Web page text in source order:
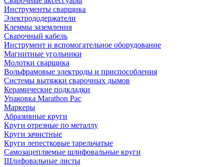
Инструменты сварщика
Электрододержатели
Клеммы заземления
Сварочный кабель
Инструмент и вспомогательное оборудование
Магнитные угольники
Молотки сварщика
Вольфрамовые электроды и приспособления
Системы вытяжки сварочных дымов
Керамические подкладки
Упаковка Marathon Pac
Маркеры
Абразивные круги
Круги отрезные по металлу
Круги зачистные
Круги лепестковые тарельчатые
Самозацепляемые шлифовальные круги
Шлифовальные листы